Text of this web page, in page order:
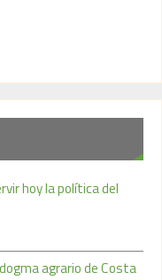
hoy la política del
agrario de Costa